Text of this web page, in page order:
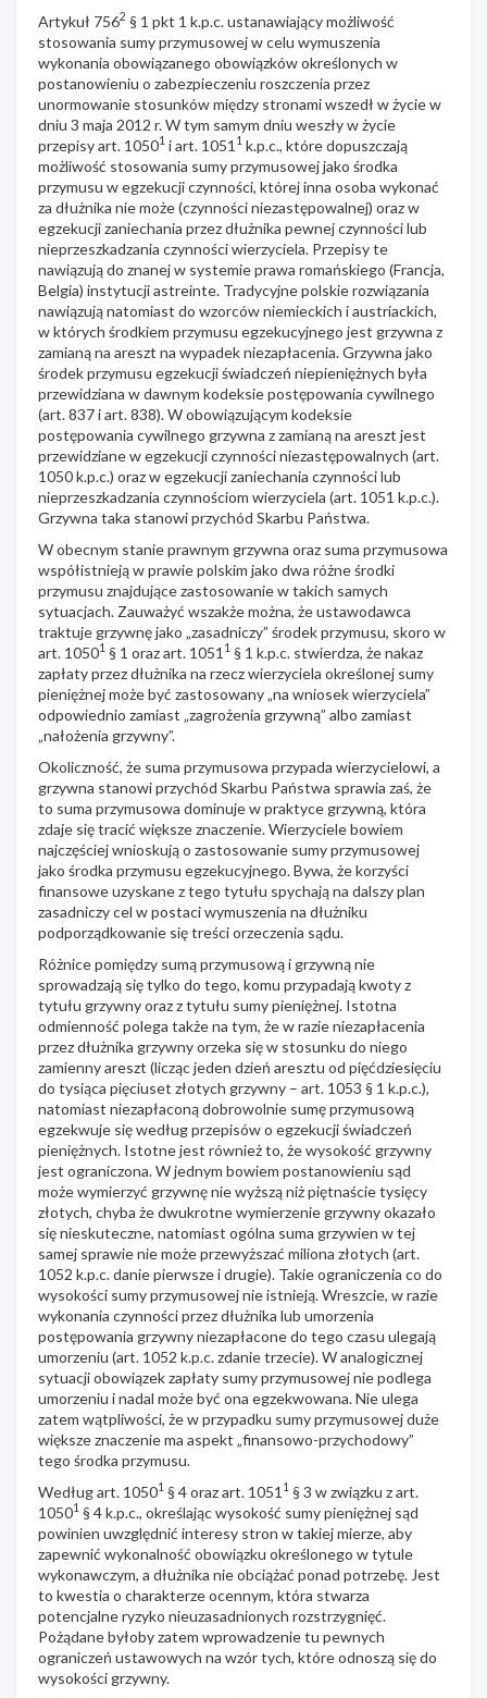
Artykuł 7562 § 1 pkt 1 k.p.c. ustanawiający możliwość
stosowania sumy przymusowej w celu wymuszenia
wykonania obowiązanego obowiązków określonych w
postanowieniu o zabezpieczeniu roszczenia przez
unormowanie stosunków między stronami wszedł w życie w
dniu 3 maja 2012 r. W tym samym dniu weszły w życie
przepisy art. 10501 i art. 1051 1 k.p.c., które dopuszczają
możliwość stosowania sumy przymusowej jako środka
przymusu w egzekucji czynności, której inna osoba wykonać
za dłużnika nie może (czynności niezastępowalnej) oraz w
egzekucji zaniechania przez dłużnika pewnej czynności lub
nieprzeszkadzania czynności wierzyciela. Przepisy te
nawiązują do znanej w systemie prawa romańskiego (Francja,
Belgia) instytucji astreinte. Tradycyjne polskie rozwiązania
nawiązują natomiast do wzorców niemieckich i austriackich,
w których środkiem przymusu egzekucyjnego jest grzywna z
zamianą na areszt na wypadek niezapłacenia. Grzywna jako
środek przymusu egzekucji świadczeń niepieniężnych była
przewidziana w dawnym kodeksie postępowania cywilnego
(art. 837 i art. 838). W obowiązującym kodeksie
postępowania cywilnego grzywna z zamianą na areszt jest
przewidziane w egzekucji czynności niezastępowalnych (art.
1050 k.p.c.) oraz w egzekucji zaniechania czynności lub
nieprzeszkadzania czynnościom wierzyciela (art. 1051 k.p.c.).
Grzywna taka stanowi przychód Skarbu Państwa.
W obecnym stanie prawnym grzywna oraz suma przymusowa
współistnieją w prawie polskim jako dwa różne środki
przymusu znajdujące zastosowanie w takich samych
sytuacjach. Zauważyć wszakże można, że ustawodawca
traktuje grzywnę jako „zasadniczy” środek przymusu, skoro w
art. 10501 § 1 oraz art. 1051 1 § 1 k.p.c. stwierdza, że nakaz
zapłaty przez dłużnika na rzecz wierzyciela określonej sumy
pieniężnej może być zastosowany „na wniosek wierzyciela”
odpowiednio zamiast „zagrożenia grzywną” albo zamiast
„nałożenia grzywny”.
Okoliczność, że suma przymusowa przypada wierzycielowi, a
grzywna stanowi przychód Skarbu Państwa sprawia zaś, że
to suma przymusowa dominuje w praktyce grzywną, która
zdaje się tracić większe znaczenie. Wierzyciele bowiem
najczęściej wnioskują o zastosowanie sumy przymusowej
jako środka przymusu egzekucyjnego. Bywa, że korzyści
finansowe uzyskane z tego tytułu spychają na dalszy plan
zasadniczy cel w postaci wymuszenia na dłużniku
podporządkowanie się treści orzeczenia sądu.
Różnice pomiędzy sumą przymusową i grzywną nie
sprowadzają się tylko do tego, komu przypadają kwoty z
tytułu grzywny oraz z tytułu sumy pieniężnej. Istotna
odmienność polega także na tym, że w razie niezapłacenia
przez dłużnika grzywny orzeka się w stosunku do niego
zamienny areszt (licząc jeden dzień aresztu od pięćdziesięciu
do tysiąca pięciuset złotych grzywny – art. 1053 § 1 k.p.c.),
natomiast niezapłaconą dobrowolnie sumę przymusową
egzekwuje się według przepisów o egzekucji świadczeń
pieniężnych. Istotne jest również to, że wysokość grzywny
jest ograniczona. W jednym bowiem postanowieniu sąd
może wymierzyć grzywnę nie wyższą niż piętnaście tysięcy
złotych, chyba że dwukrotne wymierzenie grzywny okazało
się nieskuteczne, natomiast ogólna suma grzywien w tej
samej sprawie nie może przewyższać miliona złotych (art.
1052 k.p.c. danie pierwsze i drugie). Takie ograniczenia co do
wysokości sumy przymusowej nie istnieją. Wreszcie, w razie
wykonania czynności przez dłużnika lub umorzenia
postępowania grzywny niezapłacone do tego czasu ulegają
umorzeniu (art. 1052 k.p.c. zdanie trzecie). W analogicznej
sytuacji obowiązek zapłaty sumy przymusowej nie podlega
umorzeniu i nadal może być ona egzekwowana. Nie ulega
zatem wątpliwości, że w przypadku sumy przymusowej duże
większe znaczenie ma aspekt „finansowo-przychodowy”
tego środka przymusu.
Według art. 10501 § 4 oraz art. 1051 1 § 3 w związku z art.
10501 § 4 k.p.c., określając wysokość sumy pieniężnej sąd
powinien uwzględnić interesy stron w takiej mierze, aby
zapewnić wykonalność obowiązku określonego w tytule
wykonawczym, a dłużnika nie obciążać ponad potrzebę. Jest
to kwestia o charakterze ocennym, która stwarza
potencjalne ryzyko nieuzasadnionych rozstrzygnięć.
Pożądane byłoby zatem wprowadzenie tu pewnych
ograniczeń ustawowych na wzór tych, które odnoszą się do
wysokości grzywny.